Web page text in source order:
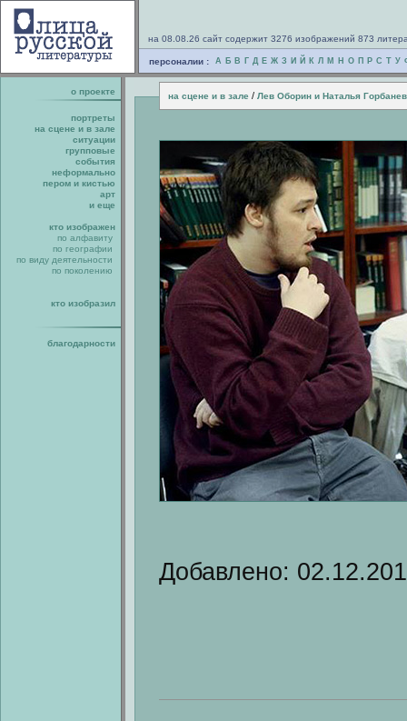
на 08.08.26 сайт содержит 3276 изображений 873
персоналии : А Б В Г Д Е Ж З И Й К Л М Н О П Р С Т У
о проекте на сцене и в зале / Лев Оборин и Наталья
портреты
на сцене и в зале
ситуации
групповые
события
неформально
пером и кистью
арт
и еще
кто изображен
по алфавиту
по географии
по виду деятельности
по поколению
кто изобразил
благодарности
Добавлено: